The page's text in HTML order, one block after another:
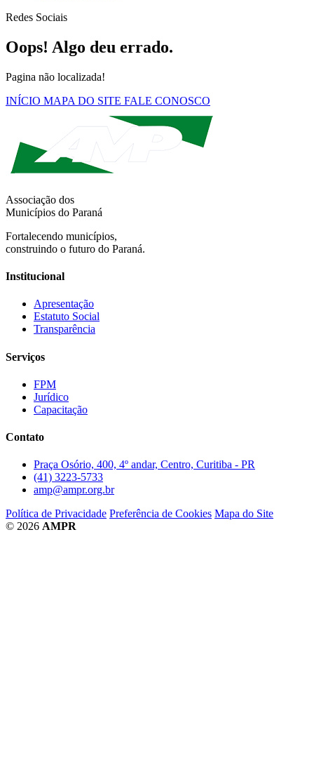
Redes Sociais
Oops! Algo deu errado.
Pagina não localizada!
INÍCIO MAPA DO SITE FALE CONOSCO
Associação dos
Municípios do Paraná
Fortalecendo municípios,
construindo o futuro do Paraná.
Institucional
Apresentação
Estatuto Social
Transparência
Serviços
FPM
Jurídico
Capacitação
Contato
Praça Osório, 400, 4º andar, Centro, Curitiba - PR
(41) 3223-5733
amp@ampr.org.br
Política de Privacidade Preferência de Cookies Mapa do Site
© 2026 AMPR